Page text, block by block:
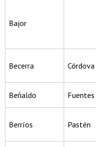
Bajor
Becerra Córdova
Beñaldo Fuentes
Berríos Pastén